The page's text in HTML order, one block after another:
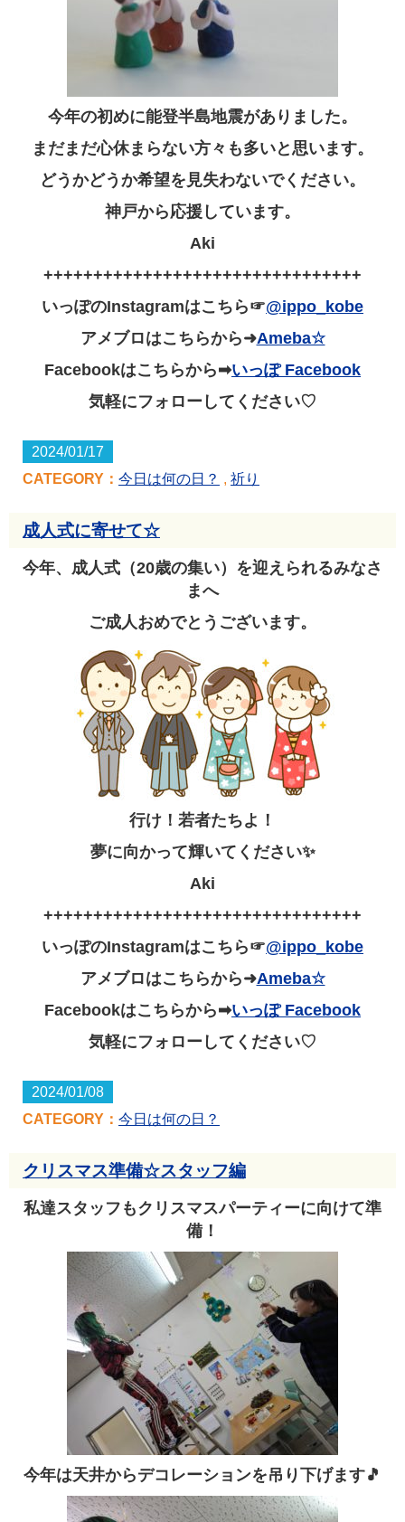
今年の初めに能登半島地震がありました。
まだまだ心休まらない方々も多いと思います。
どうかどうか希望を見失わないでください。
神戸から応援しています。
Aki
++++++++++++++++++++++++++++++++
いっぽのInstagramはこちら☞@ippo_kobe
アメブロはこちらから➜Ameba☆
Facebookはこちらから➡いっぽ Facebook
気軽にフォローしてください♡
2024/01/17
CATEGORY： 今日は何の日？ , 祈り
成人式に寄せて☆
今年、成人式（20歳の集い）を迎えられるみなさ
まへ
ご成人おめでとうございます。
行け！若者たちよ！
夢に向かって輝いてください✨
Aki
++++++++++++++++++++++++++++++++
いっぽのInstagramはこちら☞@ippo_kobe
アメブロはこちらから➜Ameba☆
Facebookはこちらから➡いっぽ Facebook
気軽にフォローしてください♡
2024/01/08
CATEGORY： 今日は何の日？
クリスマス準備☆スタッフ編
私達スタッフもクリスマスパーティーに向けて準
備！
今年は天井からデコレーションを吊り下げます🎵